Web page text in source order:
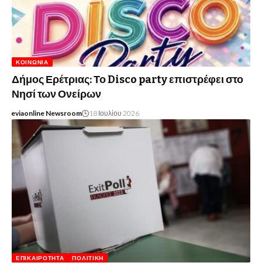
ΚΟΙΝΩΝΊΑ
Δήμος Ερέτριας: Το Disco party επιστρέφει στο
Νησί των Ονείρων
eviaonline Newsroom 18 Ιουλίου 2026
ΕΠΙΚΑΙΡΌΤΗΤΑ ΠΟΛΙΤΙΚΉ